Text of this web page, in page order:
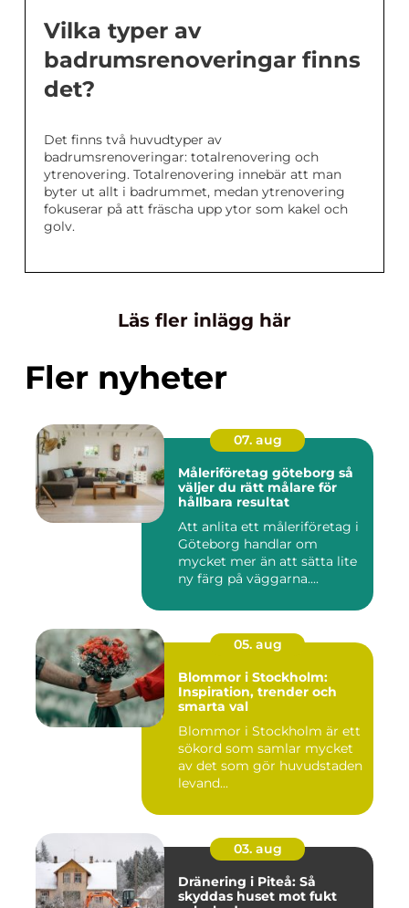
Vilka typer av
badrumsrenoveringar finns
det?
Det finns två huvudtyper av
badrumsrenoveringar: totalrenovering och
ytrenovering. Totalrenovering innebär att man
byter ut allt i badrummet, medan ytrenovering
fokuserar på att fräscha upp ytor som kakel och
golv.
Läs fler inlägg här
Fler nyheter
07. aug
Måleriföretag göteborg så
väljer du rätt målare för
hållbara resultat
Att anlita ett måleriföretag i
Göteborg handlar om
mycket mer än att sätta lite
ny färg på väggarna....
05. aug
Blommor i Stockholm:
Inspiration, trender och
smarta val
Blommor i Stockholm är ett
sökord som samlar mycket
av det som gör huvudstaden
levand...
03. aug
Dränering i Piteå: Så
skyddas huset mot fukt